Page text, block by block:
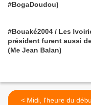
#BogaDoudou)
#Bouaké2004 / Les
président furent aussi
(Me Jean Balan)
< Midi, l'heure du début